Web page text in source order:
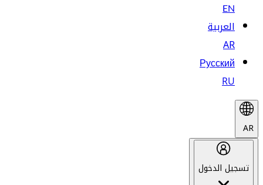
EN
العربية
AR
Русский
RU
AR
تسجيل الدخول